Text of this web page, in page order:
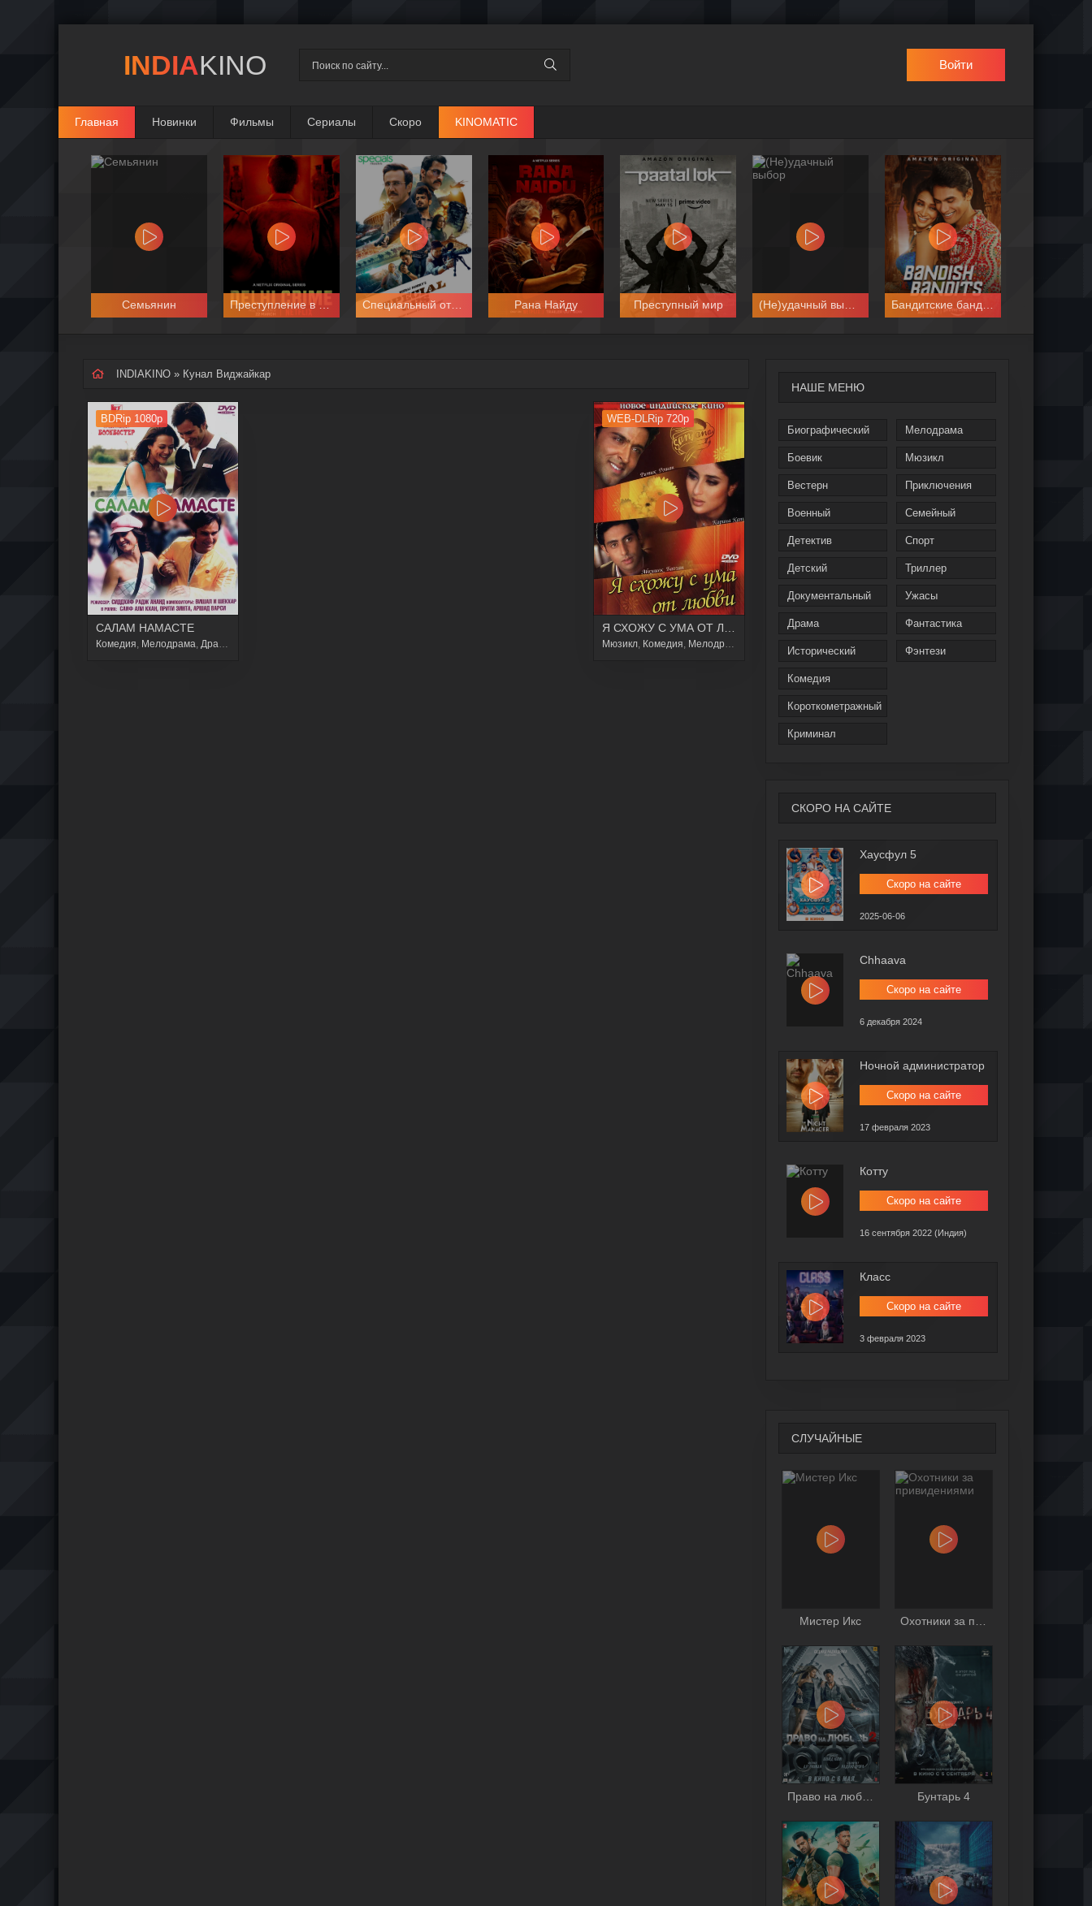
INDIAKINO Войти
Главная Новинки Фильмы Сериалы Скоро KINOMATIC
Семьянин Специальный отряд Рана Найду Преступный мир
НАШЕ МЕНЮ
Биографический
Боевик
Вестерн
Военный
Детектив
Детский
Документальный
Драма
Исторический
Комедия
Короткометражный
Криминал
Мелодрама
Мюзикл
Приключения
Семейный
Спорт
Триллер
Ужасы
Фантастика
Фэнтези
СКОРО НА САЙТЕ
Хаусфул 5
Скоро на сайте
2025-06-06
Chhaava
Скоро на сайте
6 декабря 2024
Ночной администратор
Скоро на сайте
17 февраля 2023
Котту
Скоро на сайте
16 сентября 2022 (Индия)
Класс
Скоро на сайте
3 февраля 2023
СЛУЧАЙНЫЕ
Мистер Икс
Бунтарь 4
INDIAKINO » Кунал Виджайкар
BDRip 1080p
САЛАМ НАМАСТЕ
Комедия Мелодрама Драма
WEB-DLRip 720p
Мюзикл Комедия Мелодрама